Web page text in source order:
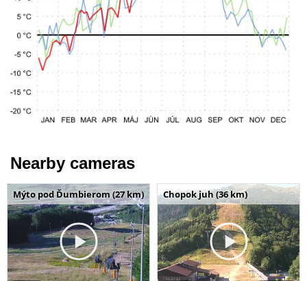
Nearby cameras
Mýto pod Ďumbierom (27 km) Chopok juh (36 km)